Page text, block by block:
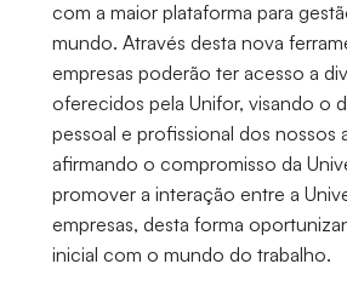
com a maior plataforma para
mundo. Através desta nova
empresas poderão ter acesso a
oferecidos pela Unifor, visando o
pessoal e profissional dos nossos
afirmando o compromisso da
promover a interação entre a
empresas, desta forma
inicial com o mundo do trabalho.